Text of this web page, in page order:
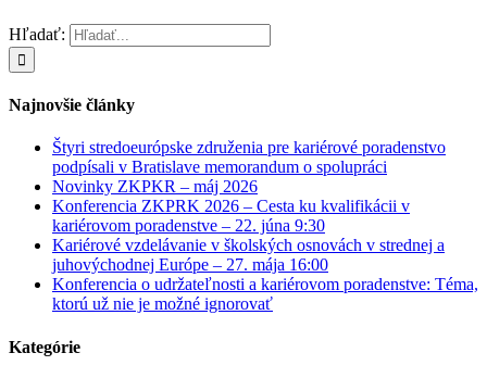
Hľadať:
Najnovšie články
Štyri stredoeurópske združenia pre kariérové poradenstvo
podpísali v Bratislave memorandum o spolupráci
Novinky ZKPKR – máj 2026
Konferencia ZKPRK 2026 – Cesta ku kvalifikácii v
kariérovom poradenstve – 22. júna 9:30
Kariérové vzdelávanie v školských osnovách v strednej a
juhovýchodnej Európe – 27. mája 16:00
Konferencia o udržateľnosti a kariérovom poradenstve: Téma,
ktorú už nie je možné ignorovať
Kategórie